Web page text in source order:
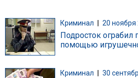
Криминал 20 ноября
Подросток ограбил
помощью
Криминал 30